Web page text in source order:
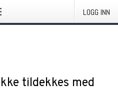
LOGG INN
tildekkes med